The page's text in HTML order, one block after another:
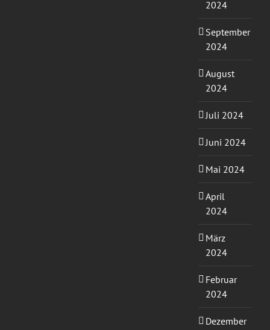
2024
September
2024
August
2024
Juli 2024
Juni 2024
Mai 2024
April
2024
März
2024
Februar
2024
Dezember